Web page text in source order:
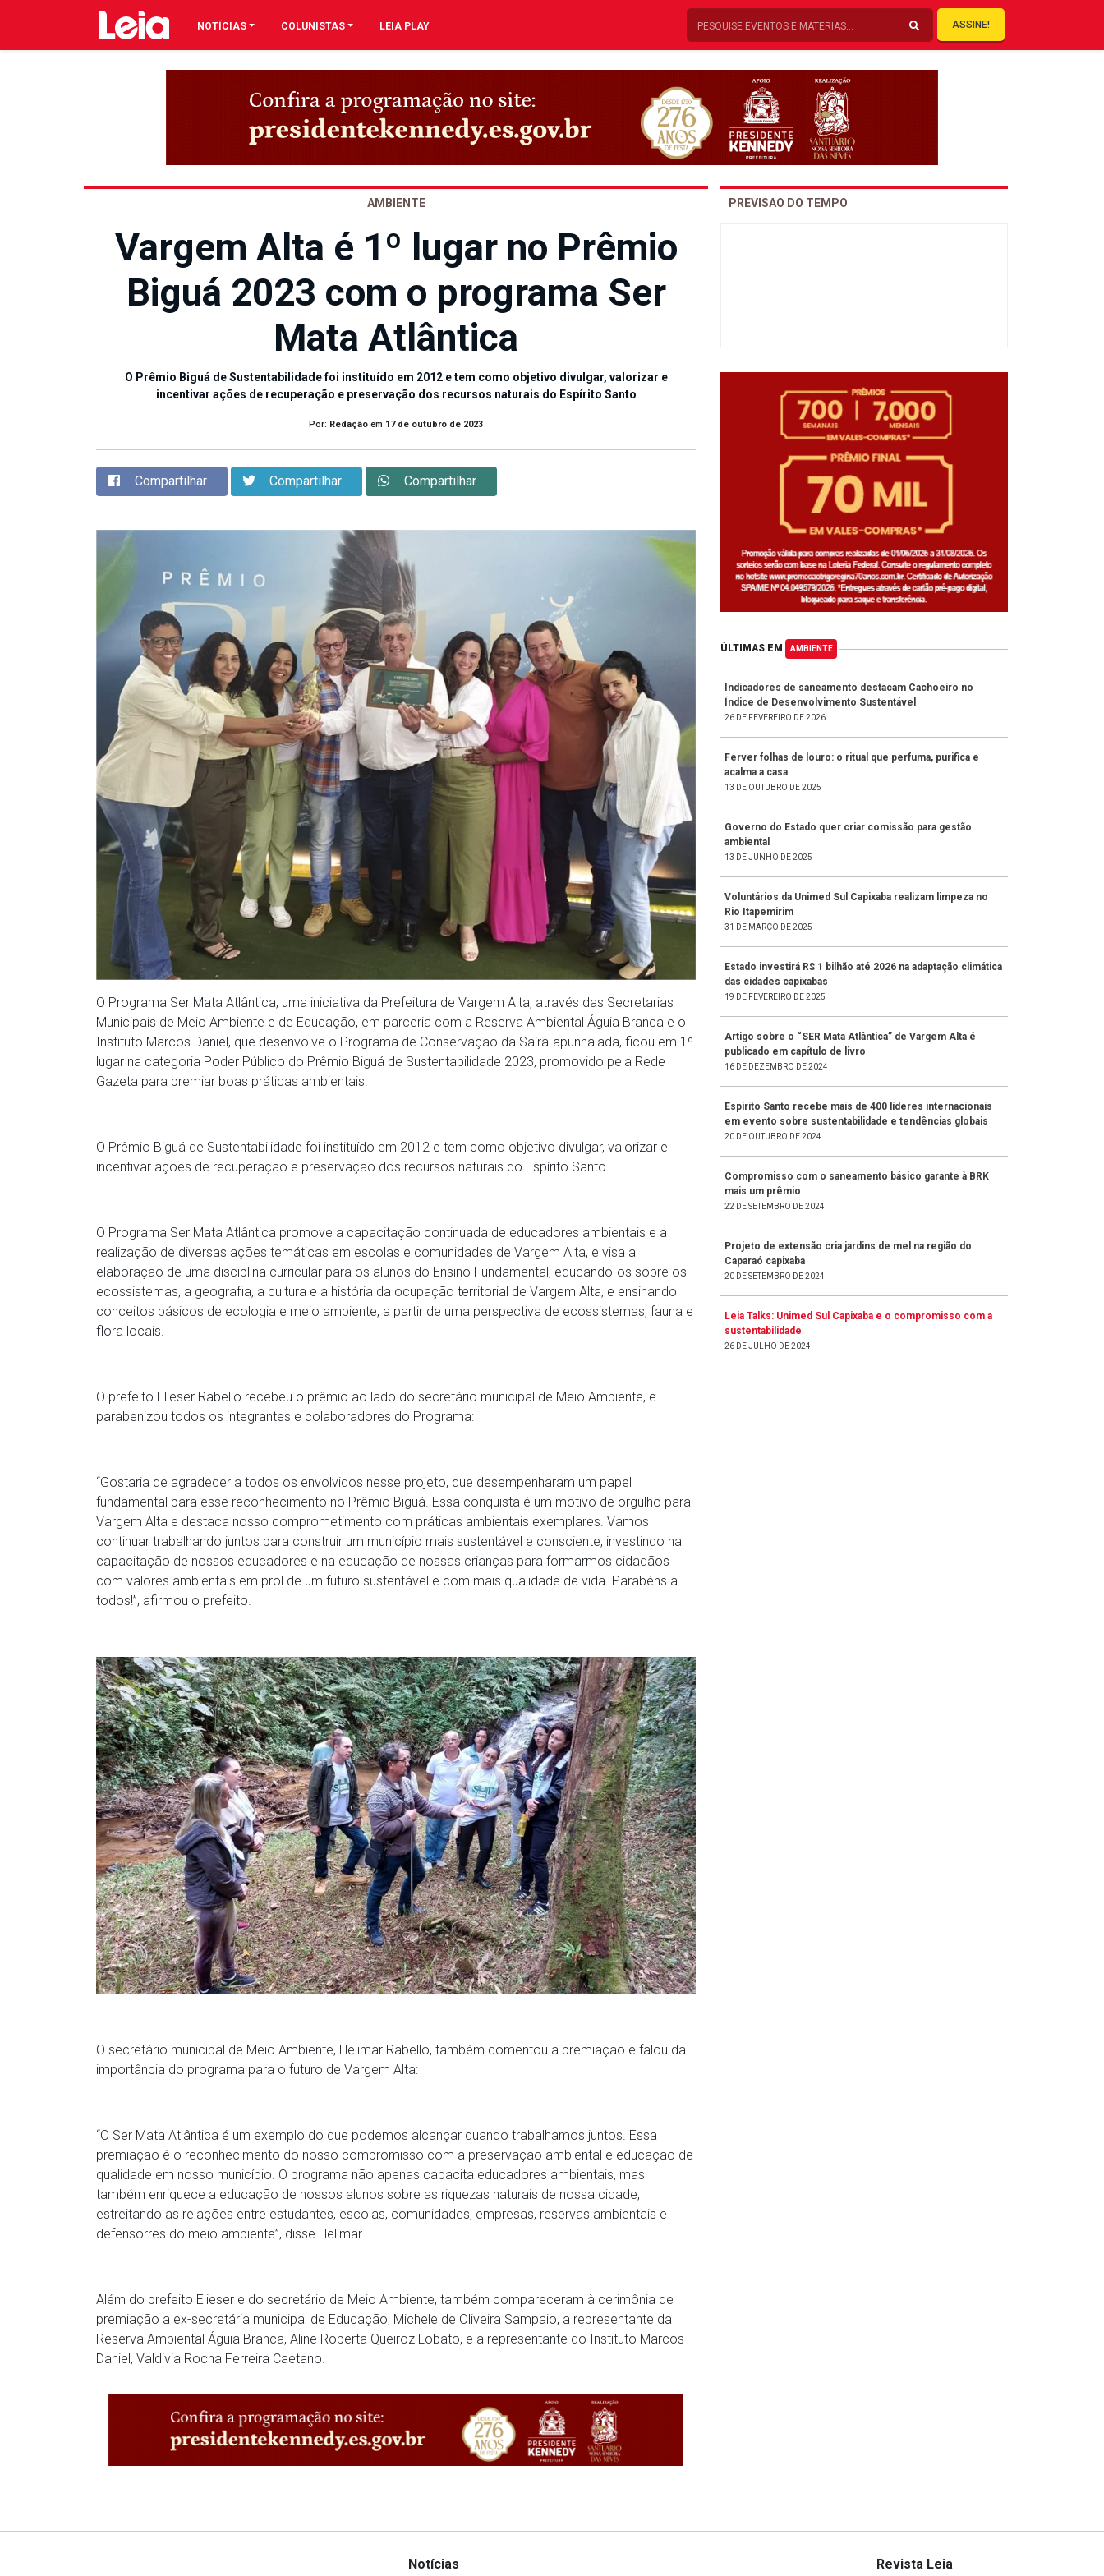
NOTÍCIAS COLUNISTAS LEIA PLAY ASSINE!
AMBIENTE
Vargem Alta é 1º lugar no Prêmio
Biguá 2023 com o programa Ser
Mata Atlântica
O Prêmio Biguá de Sustentabilidade foi instituído em 2012 e tem como objetivo divulgar, valorizar e
incentivar ações de recuperação e preservação dos recursos naturais do Espírito Santo
Por: Redação em 17 de outubro de 2023
Compartilhar Compartilhar Compartilhar
O Programa Ser Mata Atlântica, uma iniciativa da Prefeitura de Vargem Alta, através das Secretarias
Municipais de Meio Ambiente e de Educação, em parceria com a Reserva Ambiental Águia Branca e o
Instituto Marcos Daniel, que desenvolve o Programa de Conservação da Saíra-apunhalada, ficou em 1º
lugar na categoria Poder Público do Prêmio Biguá de Sustentabilidade 2023, promovido pela Rede
Gazeta para premiar boas práticas ambientais.
O Prêmio Biguá de Sustentabilidade foi instituído em 2012 e tem como objetivo divulgar, valorizar e
incentivar ações de recuperação e preservação dos recursos naturais do Espírito Santo.
O Programa Ser Mata Atlântica promove a capacitação continuada de educadores ambientais e a
realização de diversas ações temáticas em escolas e comunidades de Vargem Alta, e visa a
elaboração de uma disciplina curricular para os alunos do Ensino Fundamental, educando-os sobre os
ecossistemas, a geografia, a cultura e a história da ocupação territorial de Vargem Alta, e ensinando
conceitos básicos de ecologia e meio ambiente, a partir de uma perspectiva de ecossistemas, fauna e
flora locais.
O prefeito Elieser Rabello recebeu o prêmio ao lado do secretário municipal de Meio Ambiente, e
parabenizou todos os integrantes e colaboradores do Programa:
“Gostaria de agradecer a todos os envolvidos nesse projeto, que desempenharam um papel
fundamental para esse reconhecimento no Prêmio Biguá. Essa conquista é um motivo de orgulho para
Vargem Alta e destaca nosso comprometimento com práticas ambientais exemplares. Vamos
continuar trabalhando juntos para construir um município mais sustentável e consciente, investindo na
capacitação de nossos educadores e na educação de nossas crianças para formarmos cidadãos
com valores ambientais em prol de um futuro sustentável e com mais qualidade de vida. Parabéns a
todos!”, afirmou o prefeito.
O secretário municipal de Meio Ambiente, Helimar Rabello, também comentou a premiação e falou da
importância do programa para o futuro de Vargem Alta:
“O Ser Mata Atlântica é um exemplo do que podemos alcançar quando trabalhamos juntos. Essa
premiação é o reconhecimento do nosso compromisso com a preservação ambiental e educação de
qualidade em nosso município. O programa não apenas capacita educadores ambientais, mas
também enriquece a educação de nossos alunos sobre as riquezas naturais de nossa cidade,
estreitando as relações entre estudantes, escolas, comunidades, empresas, reservas ambientais e
defensorres do meio ambiente”, disse Helimar.
Além do prefeito Elieser e do secretário de Meio Ambiente, também compareceram à cerimônia de
premiação a ex-secretária municipal de Educação, Michele de Oliveira Sampaio, a representante da
Reserva Ambiental Águia Branca, Aline Roberta Queiroz Lobato, e a representante do Instituto Marcos
Daniel, Valdivia Rocha Ferreira Caetano.
PREVISAO DO TEMPO
ÚLTIMAS EM AMBIENTE
Indicadores de saneamento destacam Cachoeiro no
Índice de Desenvolvimento Sustentável
26 DE FEVEREIRO DE 2026
Ferver folhas de louro: o ritual que perfuma, purifica e
acalma a casa
13 DE OUTUBRO DE 2025
Governo do Estado quer criar comissão para gestão
ambiental
13 DE JUNHO DE 2025
Voluntários da Unimed Sul Capixaba realizam limpeza no
Rio Itapemirim
31 DE MARÇO DE 2025
Estado investirá R$ 1 bilhão até 2026 na adaptação climática
das cidades capixabas
19 DE FEVEREIRO DE 2025
Artigo sobre o “SER Mata Atlântica” de Vargem Alta é
publicado em capítulo de livro
16 DE DEZEMBRO DE 2024
Espírito Santo recebe mais de 400 líderes internacionais
em evento sobre sustentabilidade e tendências globais
20 DE OUTUBRO DE 2024
Compromisso com o saneamento básico garante à BRK
mais um prêmio
22 DE SETEMBRO DE 2024
Projeto de extensão cria jardins de mel na região do
Caparaó capixaba
20 DE SETEMBRO DE 2024
Leia Talks: Unimed Sul Capixaba e o compromisso com a
sustentabilidade
26 DE JULHO DE 2024
Notícias Revista Leia